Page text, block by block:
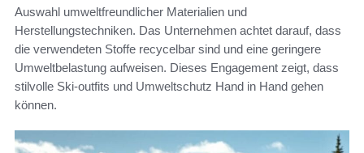
Auswahl umweltfreundlicher Materialien und
Herstellungstechniken. Das Unternehmen achtet darauf, dass
die verwendeten Stoffe recycelbar sind und eine geringere
Umweltbelastung aufweisen. Dieses Engagement zeigt, dass
stilvolle Ski-outfits und Umweltschutz Hand in Hand gehen
können.